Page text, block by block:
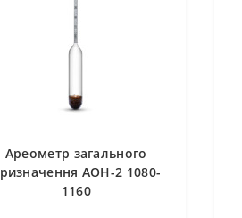
Ареометр загального
АОН-2 1080-
1160